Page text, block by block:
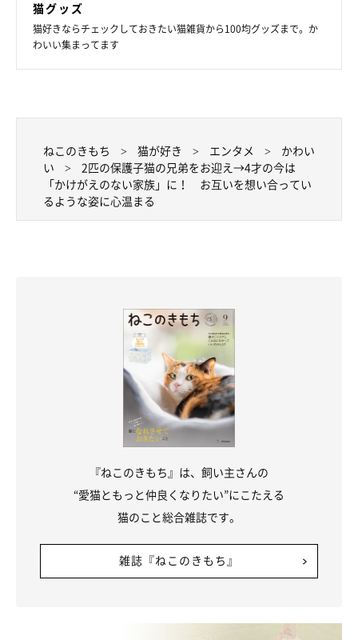
飼い主さん：
「甘え上手で愛され上手です。甘えるときは床にコロンコロン転
あざといポーズが得意でシャッターチャンスは航くんの方が多い
印象です。今ではすっかりパパっ子になり、主人の帰宅時には駆
けつけてかわいい声でお出迎えをします」
猫グッズ
猫好きならチェックしておきたい猫雑貨から100均グッズまで。か
わいい集まってます
ねこのきもち 猫が好き エンタメ
かわい
い
2匹の保護子猫の兄弟をお迎え→4才の今は
「かけがえのない家族」に！ お互いを想い合ってい
るような姿に心温まる
『ねこのきもち』は、飼い主さんの
“愛猫ともっと仲良くなりたい”にこたえる
猫のこと総合雑誌です。
雑誌『ねこのきもち』